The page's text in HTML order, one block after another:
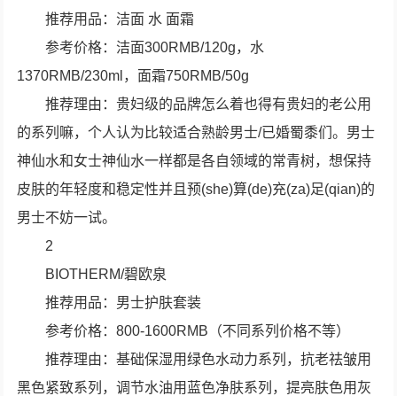
推荐用品：洁面 水 面霜
参考价格：洁面300RMB/120g，水
1370RMB/230ml，面霜750RMB/50g
推荐理由：贵妇级的品牌怎么着也得有贵妇的老公用
的系列嘛，个人认为比较适合熟龄男士/已婚蜀黍们。男士
神仙水和女士神仙水一样都是各自领域的常青树，想保持
皮肤的年轻度和稳定性并且预(she)算(de)充(za)足(qian)的
男士不妨一试。
2
BIOTHERM/碧欧泉
推荐用品：男士护肤套装
参考价格：800-1600RMB（不同系列价格不等）
推荐理由：基础保湿用绿色水动力系列，抗老祛皱用
黑色紧致系列，调节水油用蓝色净肤系列，提亮肤色用灰